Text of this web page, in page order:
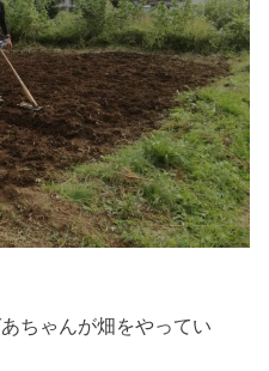
ちゃんが畑をやってい